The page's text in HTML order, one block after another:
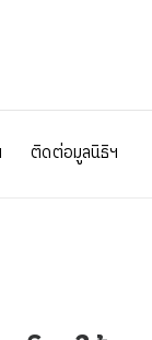
ติดต่อมูลนิธิฯ